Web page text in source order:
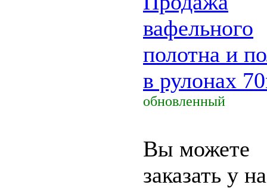
вафельного
полотна и
в рулонах
обновленный
Вы можете
заказать у